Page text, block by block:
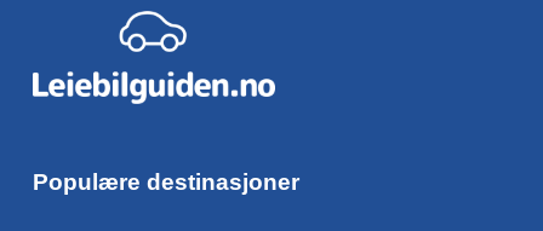
Populære destinasjoner